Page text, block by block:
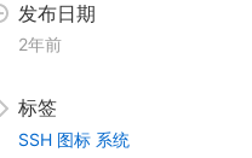
发布日期
2年前
标签
SSH 图标 系统